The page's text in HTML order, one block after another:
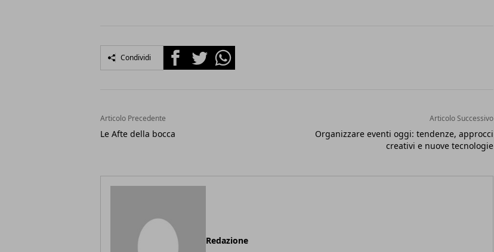
Condividi FacebookTwitterWhatsapp
Articolo Precedente
Le Afte della bocca
Articolo Successivo
Organizzare eventi oggi: tendenze, approcci
creativi e nuove tecnologie
Redazione